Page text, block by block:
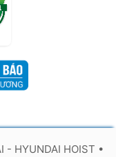
- HYUNDAI HOIST •